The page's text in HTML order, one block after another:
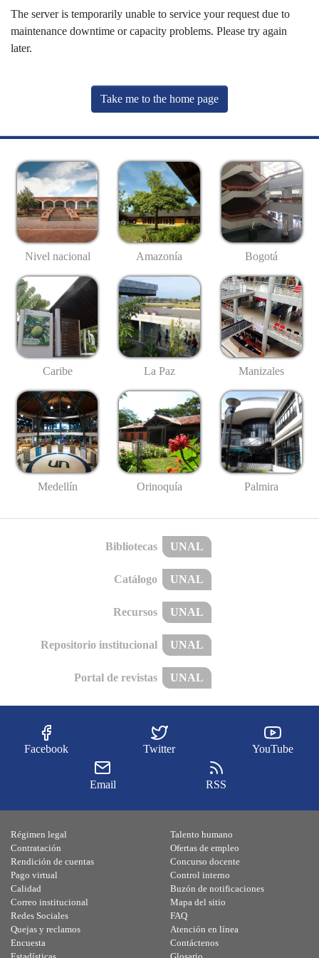
The server is temporarily unable to service your request due to
maintenance downtime or capacity problems. Please try again
later.
Take me to the home page
Nivel nacional Amazonía Bogotá
Caribe La Paz Manizales
Medellín Orinoquía Palmira
Bibliotecas UNAL
Catálogo UNAL
Recursos UNAL
Repositorio institucional UNAL
Portal de revistas UNAL
Facebook Twitter YouTube
Email RSS
Régimen legal
Contratación
Rendición de cuentas
Pago virtual
Calidad
Talento humano
Ofertas de empleo
Concurso docente
Control interno
Buzón de notificaciones
Correo institucional
Redes Sociales
Quejas y reclamos
Encuesta
Mapa del sitio
FAQ
Atención en línea
Contáctenos